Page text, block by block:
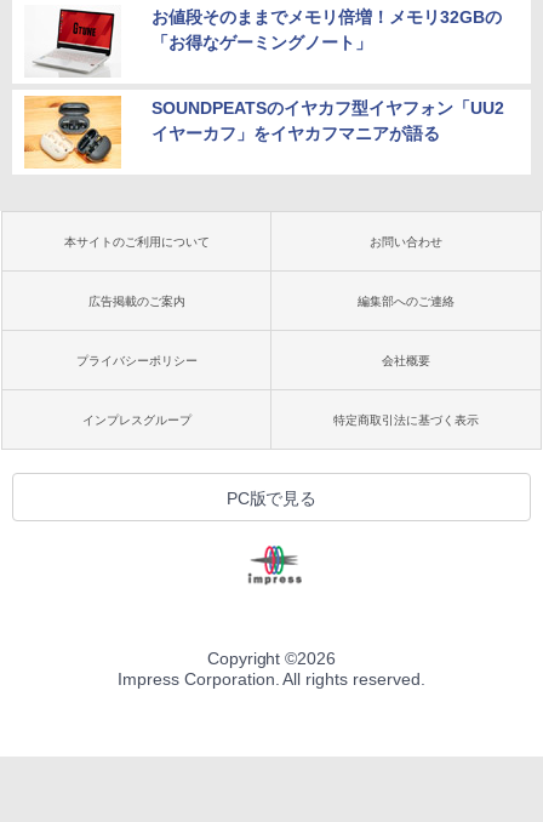
お値段そのままでメモリ倍増！メモリ32GBの
「お得なゲーミングノート」
SOUNDPEATSのイヤカフ型イヤフォン「UU2
イヤーカフ」をイヤカフマニアが語る
本サイトのご利用について お問い合わせ
広告掲載のご案内 編集部へのご連絡
プライバシーポリシー 会社概要
インプレスグループ 特定商取引法に基づく表示
PC版で見る
Copyright ©2026
Impress Corporation. All rights reserved.